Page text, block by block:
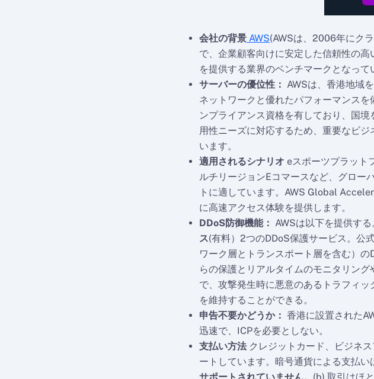
会社の背景 AWS(AWSは、2006年にク
で、企業顧客向けに安定した信頼性の
を提供する業界のベンチマークとなって
サーバーの優位性： AWSは、香港地域
ネットワークと優れたパフォーマンス
ンプライアンス資格を有しており、国
用性ニーズに対応するため、重要なビ
います。
適用されるシナリオ eスポーツプラット
ルチリージョンEコマースなど、グロー
トに適しています。AWS Global
に高速アクセス体験を提供します。
DDoS防御機能： AWSは以下を提供する
ス(有料）2つのDDoS保護サービス。公
ワーク層とトランスポート層を含む）
らの保護とリアルタイムのモニタリン
で、攻撃発生時に悪意のあるトラフィ
を維持することができる。
申告不要かどうか： 香港に設置された
迅速で、ICPを必要としない。
支払い方法 クレジットカード、ビジネ
ートしています。暗号通貨による支払い